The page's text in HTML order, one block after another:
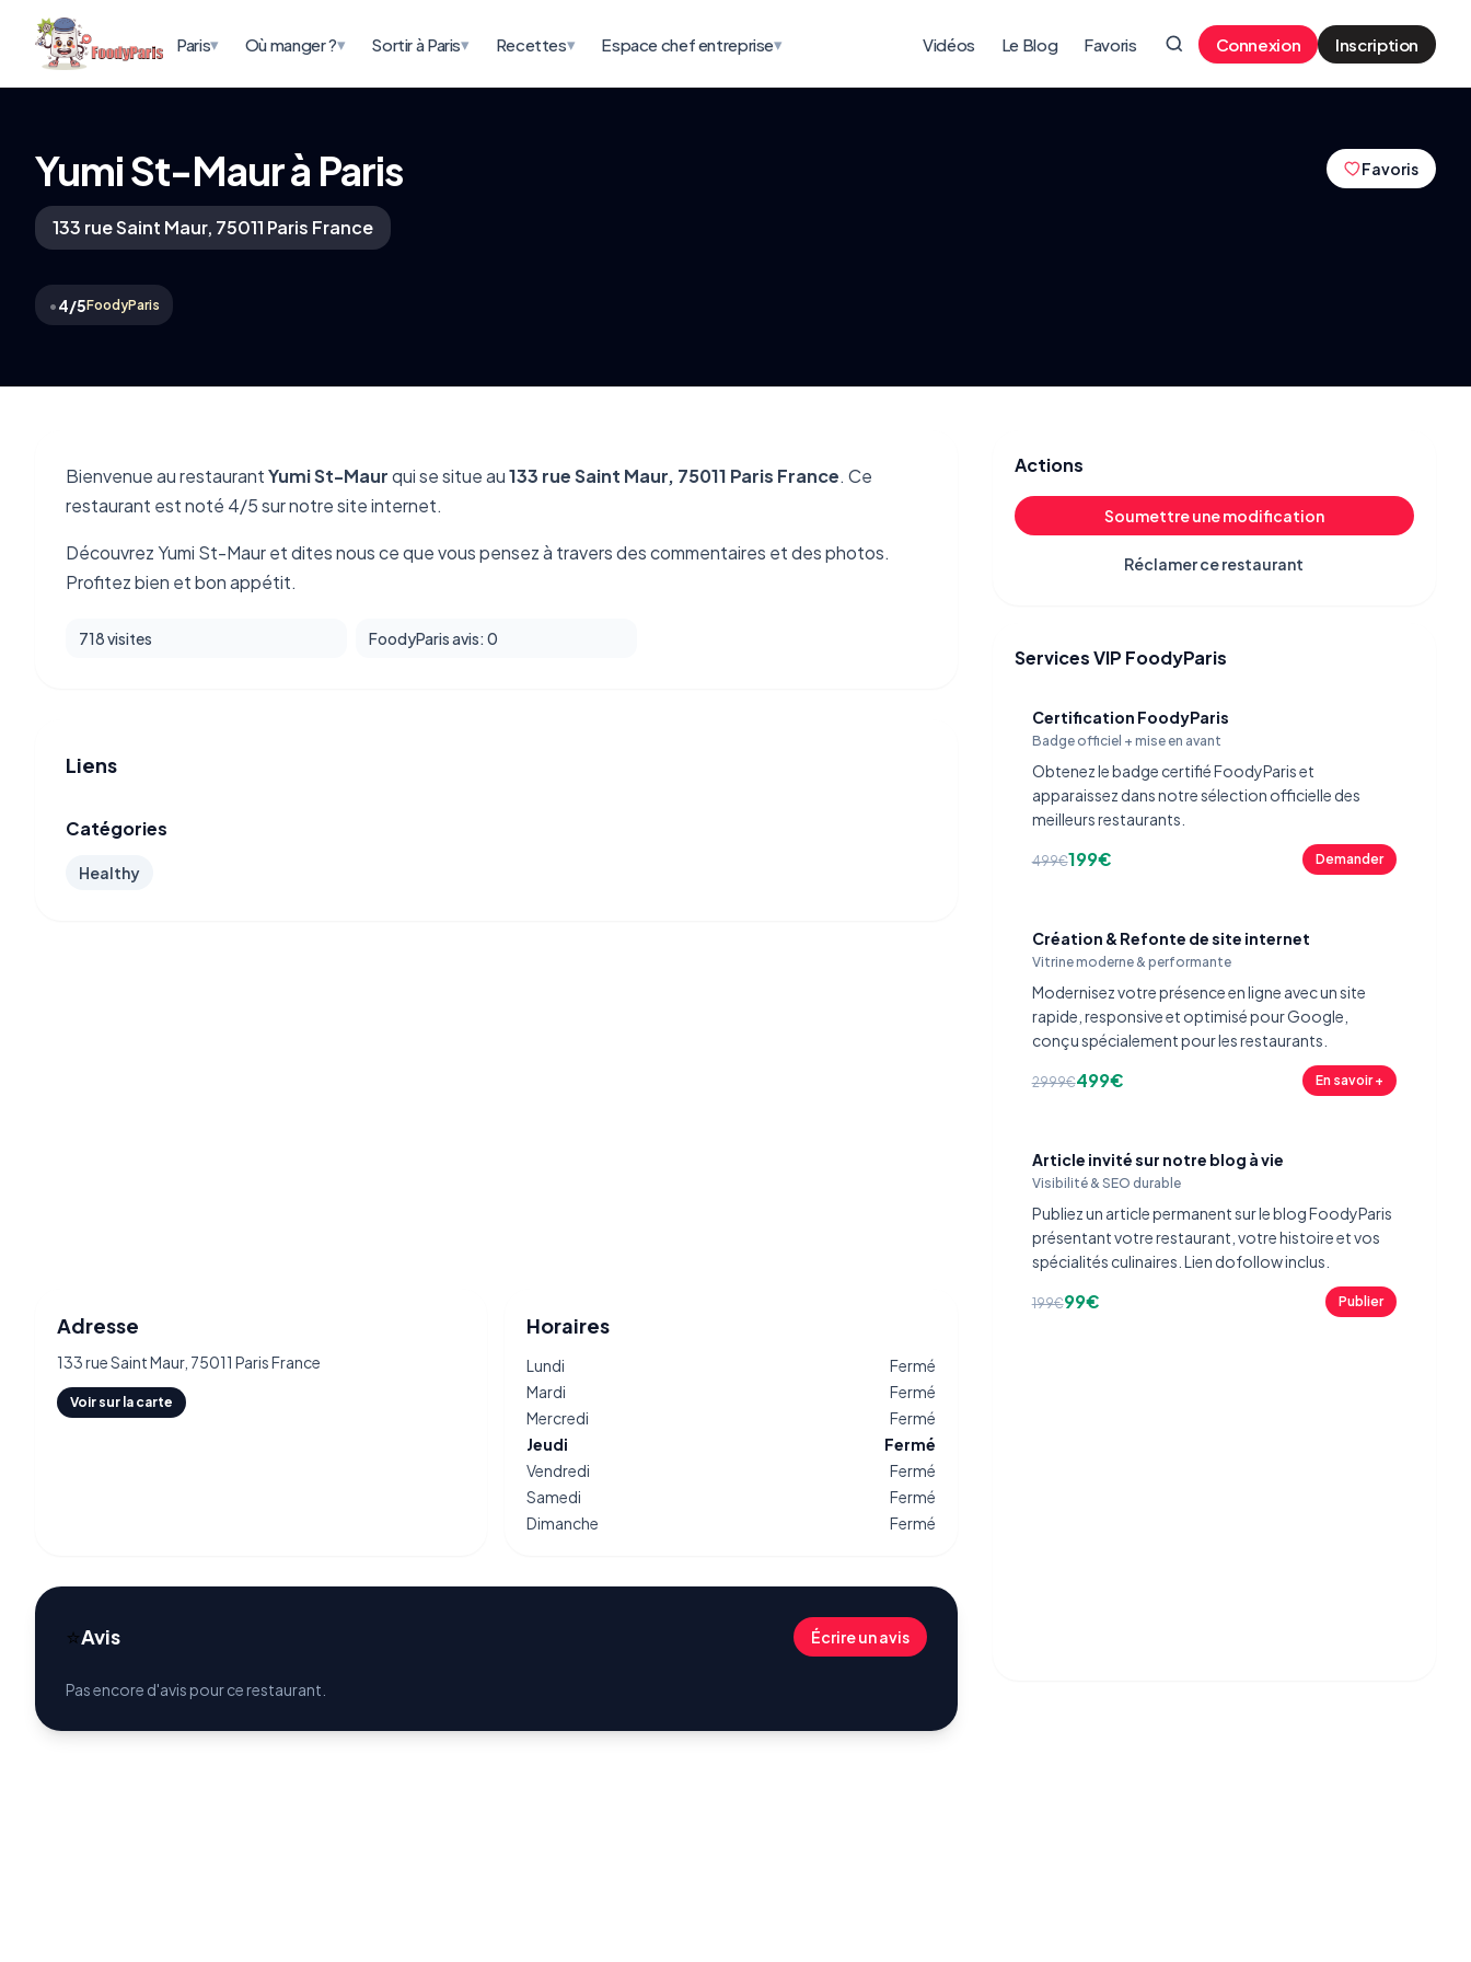
Paris▾ Où manger ?▾ Sortir à Paris▾ Recettes▾ Espace chef entreprise▾ Vidéos Le Blog Favoris Connexion Inscription
Yumi St-Maur à Paris
133 rue Saint Maur, 75011 Paris France
•4/5FoodyParis
Favoris
Bienvenue au restaurantYumi St-Maurqui se situe au133 rue Saint Maur, 75011 Paris France. Ce
restaurant est noté 4/5 sur notre site internet.
Découvrez Yumi St-Maur et dites nous ce que vous pensez à travers des commentaires et des photos.
Profitez bien et bon appétit.
718 visites FoodyParis avis: 0
Liens
Catégories
Healthy
Adresse
133 rue Saint Maur, 75011 Paris France
Voir sur la carte
Horaires
Lundi
Fermé
Mardi
Fermé
Mercredi
Fermé
Jeudi
Fermé
Vendredi
Fermé
Samedi
Fermé
Dimanche
Fermé
⭐Avis Écrire un avis
Pas encore d'avis pour ce restaurant.
Actions
Soumettre une modification
Réclamer ce restaurant
Services VIP FoodyParis
Certification FoodyParis
Badge officiel + mise en avant
Obtenez le badge certifié FoodyParis et
apparaissez dans notre sélection officielle des
meilleurs restaurants.
499€199€ Demander
Création & Refonte de site internet
Vitrine moderne & performante
Modernisez votre présence en ligne avec un site
rapide, responsive et optimisé pour Google,
conçu spécialement pour les restaurants.
2999€499€ En savoir +
Article invité sur notre blog à vie
Visibilité & SEO durable
Publiez un article permanent sur le blog FoodyParis
présentant votre restaurant, votre histoire et vos
spécialités culinaires. Lien dofollow inclus.
199€99€ Publier